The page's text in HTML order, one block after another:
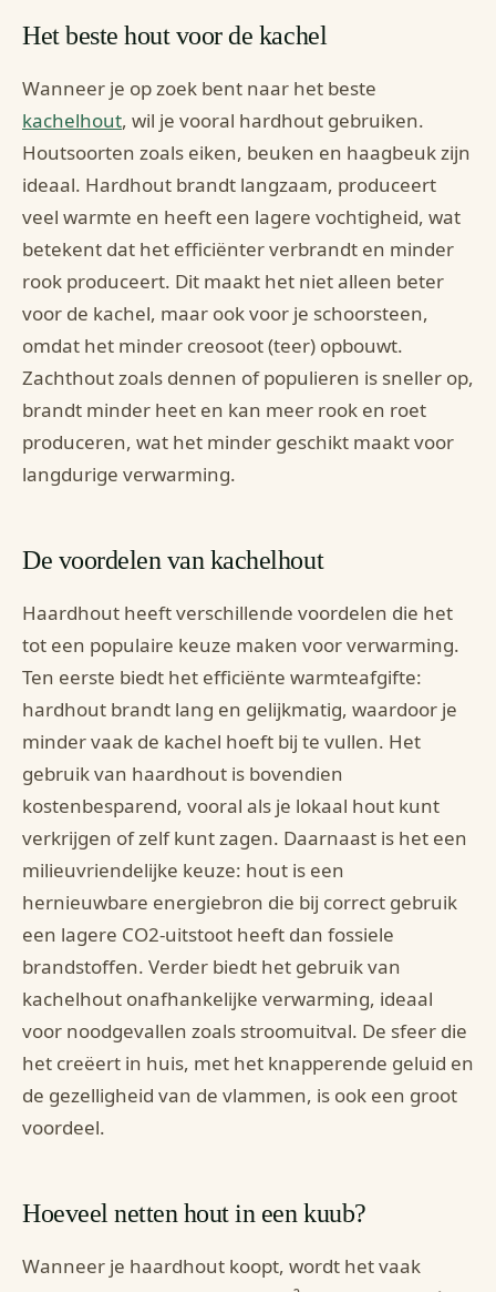
Het beste hout voor de kachel
Wanneer je op zoek bent naar het beste
kachelhout, wil je vooral hardhout gebruiken.
Houtsoorten zoals eiken, beuken en haagbeuk zijn
ideaal. Hardhout brandt langzaam, produceert
veel warmte en heeft een lagere vochtigheid, wat
betekent dat het efficiënter verbrandt en minder
rook produceert. Dit maakt het niet alleen beter
voor de kachel, maar ook voor je schoorsteen,
omdat het minder creosoot (teer) opbouwt.
Zachthout zoals dennen of populieren is sneller op,
brandt minder heet en kan meer rook en roet
produceren, wat het minder geschikt maakt voor
langdurige verwarming.
De voordelen van kachelhout
Haardhout heeft verschillende voordelen die het
tot een populaire keuze maken voor verwarming.
Ten eerste biedt het efficiënte warmteafgifte:
hardhout brandt lang en gelijkmatig, waardoor je
minder vaak de kachel hoeft bij te vullen. Het
gebruik van haardhout is bovendien
kostenbesparend, vooral als je lokaal hout kunt
verkrijgen of zelf kunt zagen. Daarnaast is het een
milieuvriendelijke keuze: hout is een
hernieuwbare energiebron die bij correct gebruik
een lagere CO2-uitstoot heeft dan fossiele
brandstoffen. Verder biedt het gebruik van
kachelhout onafhankelijke verwarming, ideaal
voor noodgevallen zoals stroomuitval. De sfeer die
het creëert in huis, met het knapperende geluid en
de gezelligheid van de vlammen, is ook een groot
voordeel.
Hoeveel netten hout in een kuub?
Wanneer je haardhout koopt, wordt het vaak